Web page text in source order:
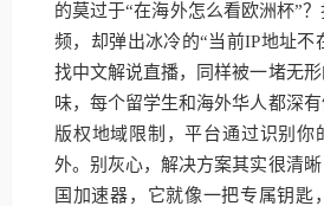
的莫过于“在海外怎么看欧洲杯”
频，却弹出冰冷的“当前IP地址不
找中文解说直播，同样被一堵无
味，每个留学生和海外华人都深
版权地域限制，平台通过识别你
外。别灰心，解决方案其实很清
国加速器，它就像一把专属钥匙